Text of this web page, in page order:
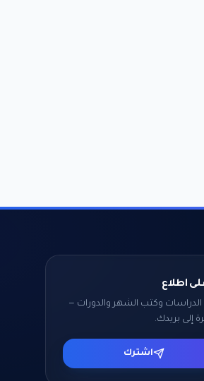
اطلاع
وكتب الشهر والدورات —
إلى بريدك.
اشترك